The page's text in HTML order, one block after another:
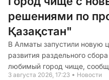
решениями по
Қазақстан"
В Алматы запустили новую
развития раздельного
любимый город чище,
3 августа 2026, 17:23 Новости